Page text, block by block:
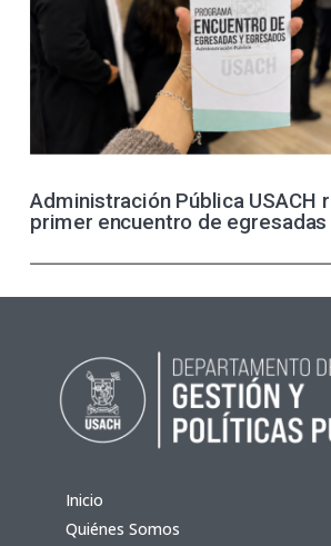
Administración Pública USACH
primer encuentro de
Inicio
Quiénes Somos